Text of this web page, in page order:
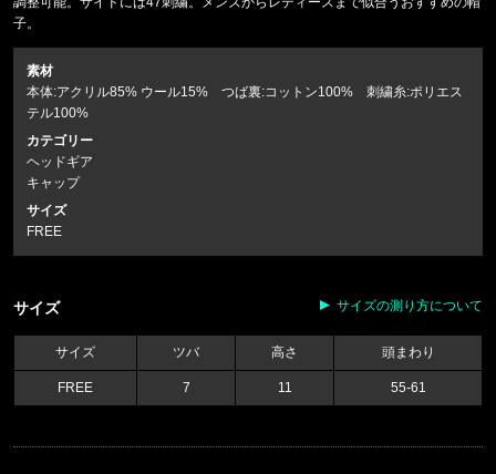
子。
素材
本体:アクリル85% ウール15% つば裏:コットン100% 刺繍糸:ポリエス
テル100%
カテゴリー
ヘッドギア
キャップ
サイズ
FREE
サイズ サイズの測り方について
サイズ ツバ 高さ 頭まわり
FREE 7 11 55-61